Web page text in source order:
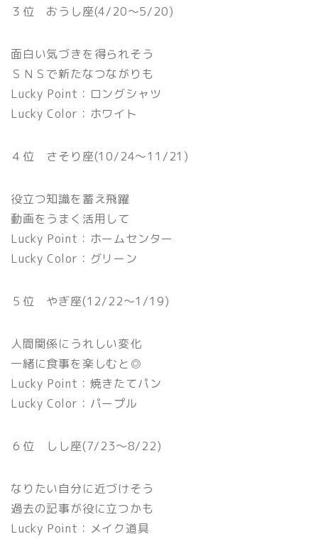
３位 おうし座(4/20〜5/20)
面白い気づきを得られそう
ＳＮＳで新たなつながりも
Lucky Point：ロングシャツ
Lucky Color：ホワイト
４位 さそり座(10/24〜11/21)
役立つ知識を蓄え飛躍
動画をうまく活用して
Lucky Point：ホームセンター
Lucky Color：グリーン
５位 やぎ座(12/22〜1/19)
人間関係にうれしい変化
一緒に食事を楽しむと◎
Lucky Point：焼きたてパン
Lucky Color：パープル
６位 しし座(7/23〜8/22)
なりたい自分に近づけそう
過去の記事が役に立つかも
Lucky Point：メイク道具